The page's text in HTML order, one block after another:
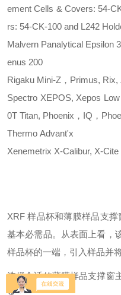
ement Cells & Covers: 54-
rs: 54-CK-100 and L242
Malvern Panalytical Epsilon
enus 200
Rigaku Mini-Z，Primus, Rix,
Spectro XEPOS, Xepos
0T Titan, Phoenix，IQ，
Thermo Advant'x
Xenemetrix X-Calibur, X-Cite
XRF 样品杯和薄膜样品支
基本必需品。从表面上看，
样品杯的一端，引入样品并
选择合适的薄膜样品支撑窗